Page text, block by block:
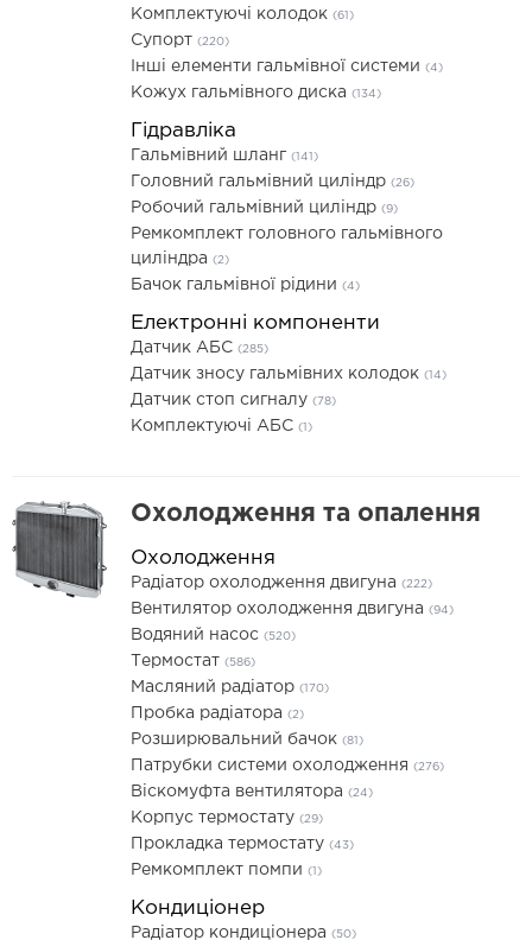
Комплектуючі колодок (61)
Супорт (220)
Інші елементи гальмівної системи (4)
Кожух гальмівного диска (134)
Гідравліка
Гальмівний шланг (141)
Головний гальмівний циліндр (26)
Робочий гальмівний циліндр (9)
Ремкомплект головного гальмівного
циліндра (2)
Бачок гальмівної рідини (4)
Електронні компоненти
Датчик АБС (285)
Датчик зносу гальмівних колодок (14)
Датчик стоп сигналу (78)
Комплектуючі АБС (1)
Охолодження та опалення
Охолодження
Радіатор охолодження двигуна (222)
Вентилятор охолодження двигуна (94)
Водяний насос (520)
Термостат (586)
Масляний радіатор (170)
Пробка радіатора (2)
Розширювальний бачок (81)
Патрубки системи охолодження (276)
Віскомуфта вентилятора (24)
Корпус термостату (29)
Прокладка термостату (43)
Ремкомплект помпи (1)
Кондиціонер
Радіатор кондиціонера (50)